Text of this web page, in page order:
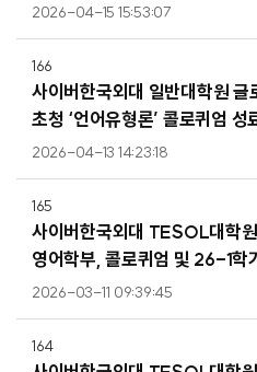
2026-04-15 15:53:07
166
사이버한국외대 일반대학원
초청 ‘언어유형론’ 콜로퀴엄 성
2026-04-13 14:23:18
165
사이버한국외대 TESOL대학
영어학부, 콜로퀴엄 및 26-1학
2026-03-11 09:39:45
164